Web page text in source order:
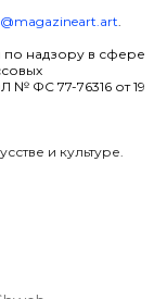
.
надзору в сфере
№ ФС 77-76316 от 19
и культуре.